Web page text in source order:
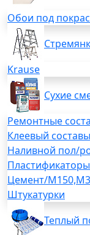
Обои под
Krause
Сухие
Ремонтные
Клеевый
Наливной пол/
Цемент/
Штукатурки
Теплый